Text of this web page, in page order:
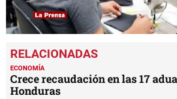
seconds
of
24
seconds
ECONOMÍA
Crece recaudación en las 17
Honduras